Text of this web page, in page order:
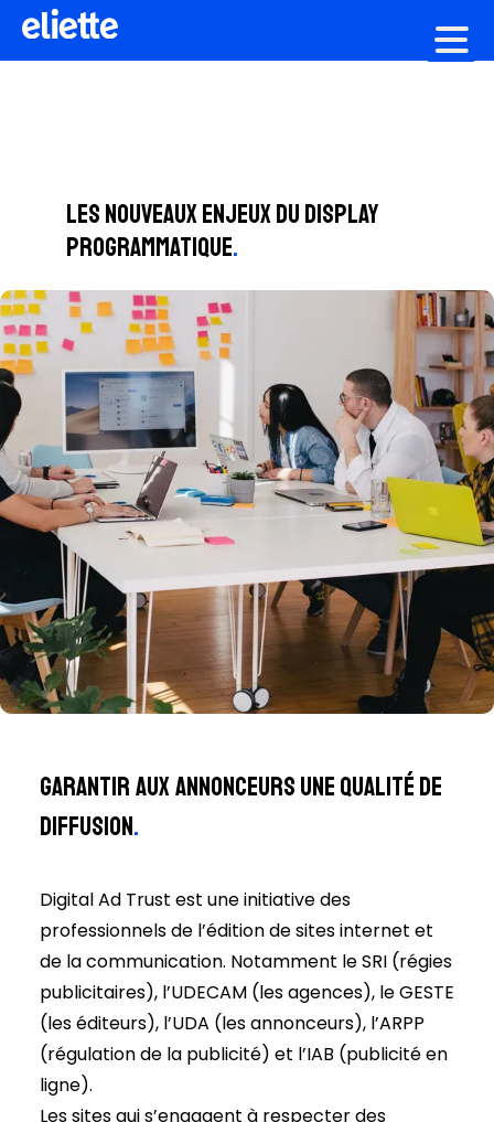
Les nouveaux enjeux du Display
programmatique.
Garantir aux annonceurs une qualité de
diffusion.
Digital Ad Trust est une initiative des
professionnels de l’édition de sites internet et
de la communication. Notamment le SRI (régies
publicitaires), l’UDECAM (les agences), le GESTE
(les éditeurs), l’UDA (les annonceurs), l’ARPP
(régulation de la publicité) et l’IAB (publicité en
ligne).
Les sites qui s’engagent à respecter des